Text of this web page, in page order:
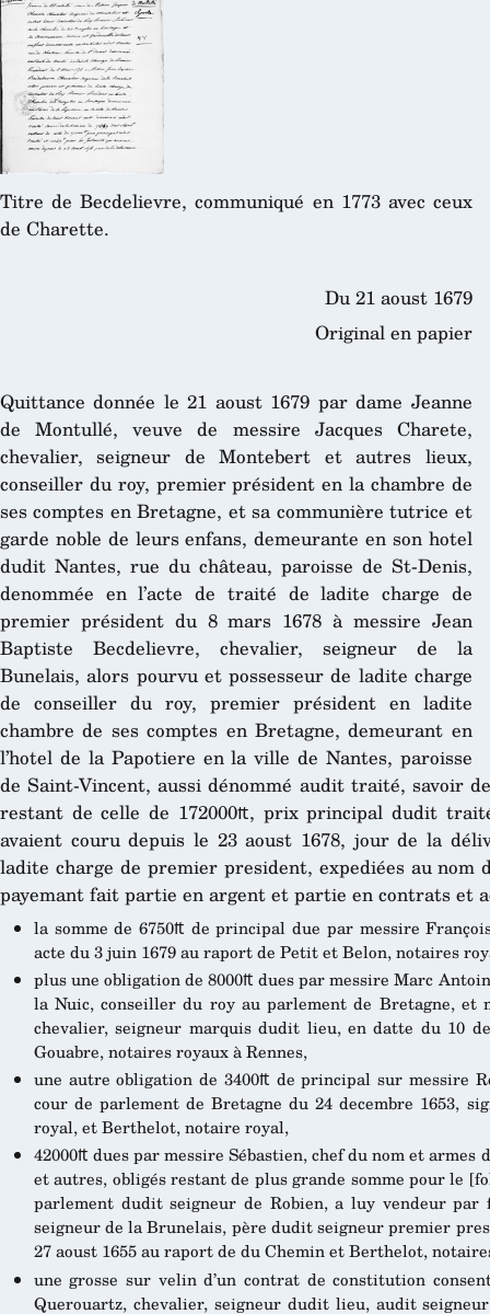
Titre de Becdelievre, communiqué en 1773 avec ceux
de Charette.
Du 21 aoust 1679
Original en papier
Quittance donnée le 21 aoust 1679 par dame Jeanne
de Montullé, veuve de messire Jacques Charete,
chevalier, seigneur de Montebert et autres lieux,
conseiller du roy, premier président en la chambre de
ses comptes en Bretagne, et sa communière tutrice et
garde noble de leurs enfans, demeurante en son hotel
dudit Nantes, rue du château, paroisse de St-Denis,
denommée en l’acte de traité de ladite charge de
premier président du 8 mars 1678 à messire Jean
Baptiste Becdelievre, chevalier, seigneur de la
Bunelais, alors pourvu et possesseur de ladite charge
de conseiller du roy, premier président en ladite
chambre de ses comptes en Bretagne, demeurant en
l’hotel de la Papotiere en la ville de Nantes, paroisse
de Saint-Vincent, aussi dénommé audit traité, savoir
restant de celle de 172000₶, prix principal dudit
avaient couru depuis le 23 aoust 1678, jour de la
ladite charge de premier president, expediées au
payemant fait partie en argent et partie en contrats et
la somme de 6750₶ de principal due par messire
acte du 3 juin 1679 au raport de Petit et Belon, notaires
plus une obligation de 8000₶ dues par messire Marc
la Nuic, conseiller du roy au parlement de Bretagne, et
chevalier, seigneur marquis dudit lieu, en datte du 10
Gouabre, notaires royaux à Rennes,
une autre obligation de 3400₶ de principal sur messire
cour de parlement de Bretagne du 24 decembre 1653,
royal, et Berthelot, notaire royal,
42000₶ dues par messire Sébastien, chef du nom et
et autres, obligés restant de plus grande somme pour le
parlement dudit seigneur de Robien, a luy vendeur par
seigneur de la Brunelais, père dudit seigneur premier
27 aoust 1655 au raport de du Chemin et Berthelot,
une grosse sur velin d’un contrat de constitution
Querouartz, chevalier, seigneur dudit lieu, audit